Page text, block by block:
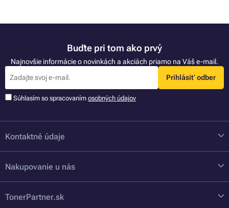
Buďte pri tom ako prvý
Najnovšie informácie o novinkách a akciách priamo na Váš e-mail.
Prihlásiť odber
Súhlasím so spracovaním osobných údajov
Kontaktné údaje
Nakupovanie u nás
TonerPartner.sk